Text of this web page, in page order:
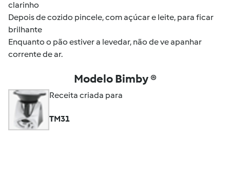
clarinho
Depois de cozido pincele, com açúcar e leite, para ficar
brilhante
Enquanto o pão estiver a levedar, não de ve apanhar
corrente de ar.
Modelo Bimby ®
Receita criada para
TM31